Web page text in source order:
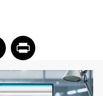
on Email
EmailShare article on Print